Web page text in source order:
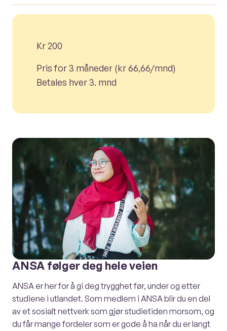
Kr 200
Pris for 3 måneder (kr 66,66/mnd)
Betales hver 3. mnd
ANSA følger deg hele veien
ANSA er her for å gi deg trygghet før, under og etter
studiene i utlandet. Som medlem i ANSA blir du en del
av et sosialt nettverk som gjør studietiden morsom, og
du får mange fordeler som er gode å ha når du er langt